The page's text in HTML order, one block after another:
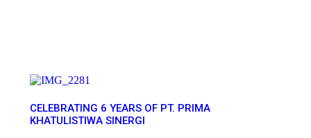
CELEBRATING 6 YEARS OF PT. PRIMA
KHATULISTIWA SINERGI